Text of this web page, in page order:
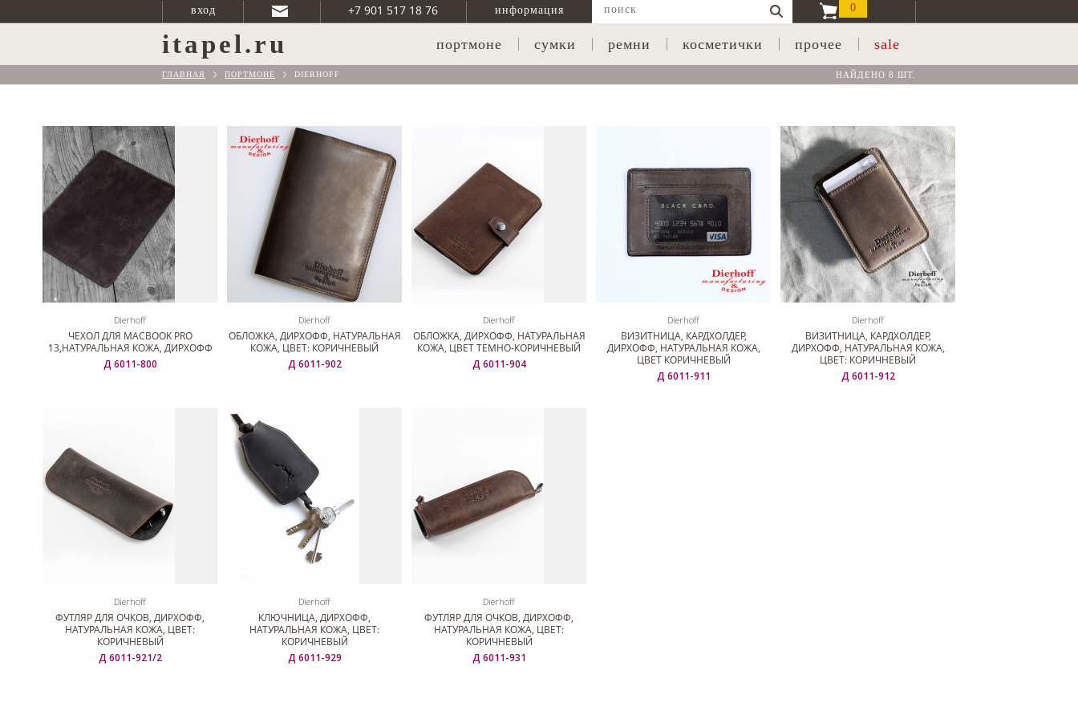
вход +7 901 517 18 76 информация 0
itapel.ru портмоне сумки ремни косметички прочее sale
НАЙДЕНО 8 ШТ.
ГЛАВНАЯ ПОРТМОНЕ DIERHOFF
Dierhoff
ЧЕХОЛ ДЛЯ MACBOOK PRO
13,НАТУРАЛЬНАЯ КОЖА, ДИРХОФФ
Д 6011-800
Dierhoff
ОБЛОЖКА, ДИРХОФФ, НАТУРАЛЬНАЯ
КОЖА, ЦВЕТ: КОРИЧНЕВЫЙ
Д 6011-902
Dierhoff
ОБЛОЖКА, ДИРХОФФ, НАТУРАЛЬНАЯ
КОЖА, ЦВЕТ ТЕМНО-КОРИЧНЕВЫЙ
Д 6011-904
Dierhoff
ВИЗИТНИЦА, КАРДХОЛДЕР,
ДИРХОФФ, НАТУРАЛЬНАЯ КОЖА,
ЦВЕТ КОРИЧНЕВЫЙ
Д 6011-911
Dierhoff
ВИЗИТНИЦА, КАРДХОЛДЕР,
ДИРХОФФ, НАТУРАЛЬНАЯ КОЖА,
ЦВЕТ: КОРИЧНЕВЫЙ
Д 6011-912
Dierhoff
ФУТЛЯР ДЛЯ ОЧКОВ, ДИРХОФФ,
НАТУРАЛЬНАЯ КОЖА, ЦВЕТ:
КОРИЧНЕВЫЙ
Д 6011-921/2
Dierhoff
КЛЮЧНИЦА, ДИРХОФФ,
НАТУРАЛЬНАЯ КОЖА, ЦВЕТ:
КОРИЧНЕВЫЙ
Д 6011-929
Dierhoff
ФУТЛЯР ДЛЯ ОЧКОВ, ДИРХОФФ,
НАТУРАЛЬНАЯ КОЖА, ЦВЕТ:
КОРИЧНЕВЫЙ
Д 6011-931